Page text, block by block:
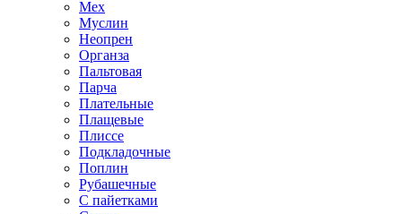
Мех
Муслин
Неопрен
Органза
Пальтовая
Парча
Плательные
Плащевые
Плиссе
Подкладочные
Поплин
Рубашечные
С пайетками